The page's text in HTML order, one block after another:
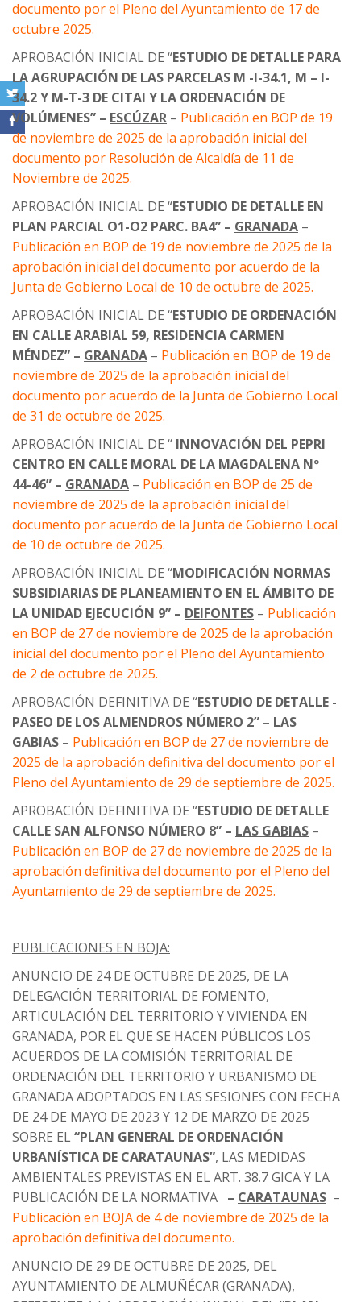
documento por el Pleno del Ayuntamiento de 17 de
octubre 2025.
APROBACIÓN INICIAL DE “ESTUDIO DE DETALLE PARA
LA AGRUPACIÓN DE LAS PARCELAS M -I-34.1, M – I-
34.2 Y M-T-3 DE CITAI Y LA ORDENACIÓN DE
VOLÚMENES” – ESCÚZAR – Publicación en BOP de 19
de noviembre de 2025 de la aprobación inicial del
documento por Resolución de Alcaldía de 11 de
Noviembre de 2025.
APROBACIÓN INICIAL DE “ESTUDIO DE DETALLE EN
PLAN PARCIAL O1-O2 PARC. BA4” – GRANADA –
Publicación en BOP de 19 de noviembre de 2025 de la
aprobación inicial del documento por acuerdo de la
Junta de Gobierno Local de 10 de octubre de 2025.
APROBACIÓN INICIAL DE “ESTUDIO DE ORDENACIÓN
EN CALLE ARABIAL 59, RESIDENCIA CARMEN
MÉNDEZ” – GRANADA – Publicación en BOP de 19 de
noviembre de 2025 de la aprobación inicial del
documento por acuerdo de la Junta de Gobierno Local
de 31 de octubre de 2025.
APROBACIÓN INICIAL DE “ INNOVACIÓN DEL PEPRI
CENTRO EN CALLE MORAL DE LA MAGDALENA Nº
44-46” – GRANADA – Publicación en BOP de 25 de
noviembre de 2025 de la aprobación inicial del
documento por acuerdo de la Junta de Gobierno Local
de 10 de octubre de 2025.
APROBACIÓN INICIAL DE “MODIFICACIÓN NORMAS
SUBSIDIARIAS DE PLANEAMIENTO EN EL ÁMBITO DE
LA UNIDAD EJECUCIÓN 9” – DEIFONTES – Publicación
en BOP de 27 de noviembre de 2025 de la aprobación
inicial del documento por el Pleno del Ayuntamiento
de 2 de octubre de 2025.
APROBACIÓN DEFINITIVA DE “ESTUDIO DE DETALLE -
PASEO DE LOS ALMENDROS NÚMERO 2” – LAS
GABIAS – Publicación en BOP de 27 de noviembre de
2025 de la aprobación definitiva del documento por el
Pleno del Ayuntamiento de 29 de septiembre de 2025.
APROBACIÓN DEFINITIVA DE “ESTUDIO DE DETALLE
CALLE SAN ALFONSO NÚMERO 8” – LAS GABIAS –
Publicación en BOP de 27 de noviembre de 2025 de la
aprobación definitiva del documento por el Pleno del
Ayuntamiento de 29 de septiembre de 2025.
PUBLICACIONES EN BOJA:
ANUNCIO DE 24 DE OCTUBRE DE 2025, DE LA
DELEGACIÓN TERRITORIAL DE FOMENTO,
ARTICULACIÓN DEL TERRITORIO Y VIVIENDA EN
GRANADA, POR EL QUE SE HACEN PÚBLICOS LOS
ACUERDOS DE LA COMISIÓN TERRITORIAL DE
ORDENACIÓN DEL TERRITORIO Y URBANISMO DE
GRANADA ADOPTADOS EN LAS SESIONES CON FECHA
DE 24 DE MAYO DE 2023 Y 12 DE MARZO DE 2025
SOBRE EL“PLAN GENERAL DE ORDENACIÓN
URBANÍSTICA DE CARATAUNAS”, LAS MEDIDAS
AMBIENTALES PREVISTAS EN EL ART. 38.7 GICA Y LA
PUBLICACIÓN DE LA NORMATIVA – CARATAUNAS –
Publicación en BOJA de 4 de noviembre de 2025 de la
aprobación definitiva del documento.
ANUNCIO DE 29 DE OCTUBRE DE 2025, DEL
AYUNTAMIENTO DE ALMUÑÉCAR (GRANADA),